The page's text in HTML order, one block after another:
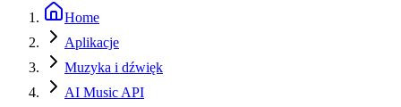
Home
Aplikacje
Muzyka i dźwięk
AI Music API